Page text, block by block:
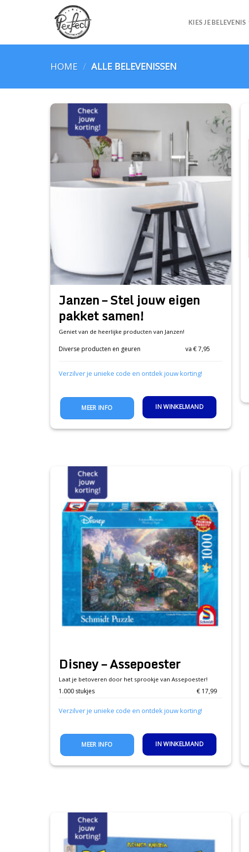
KIES JE BELEVENIS
HOME / ALLE BELEVENISSEN
Janzen – Stel jouw eigen
pakket samen!
Geniet van de heerlijke producten van Janzen!
Diverse producten en geuren va € 7,95
Verzilver je unieke code en ontdek jouw korting!
IN WINKELMAND
MEER INFO
Disney – Assepoester
Laat je betoveren door het sprookje van Assepoester!
1.000 stukjes € 17,99
Verzilver je unieke code en ontdek jouw korting!
IN WINKELMAND
MEER INFO